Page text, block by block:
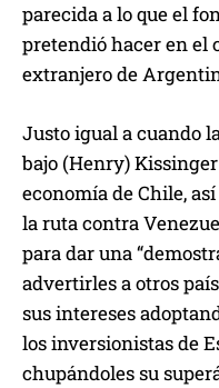
parecida a lo que el
pretendió hacer en el
extranjero de
Justo igual a cuando
bajo (Henry)
economía de Chile,
la ruta contra
para dar una
advertirles a otros
sus intereses
los inversionistas de
chupándoles su